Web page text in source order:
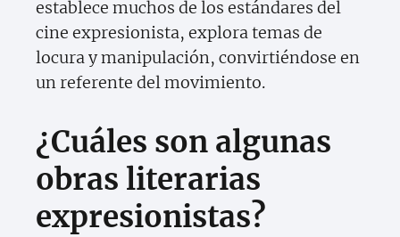
establece muchos de los estándares del
cine expresionista, explora temas de
locura y manipulación, convirtiéndose en
un referente del movimiento.
¿Cuáles son algunas
obras literarias
expresionistas?